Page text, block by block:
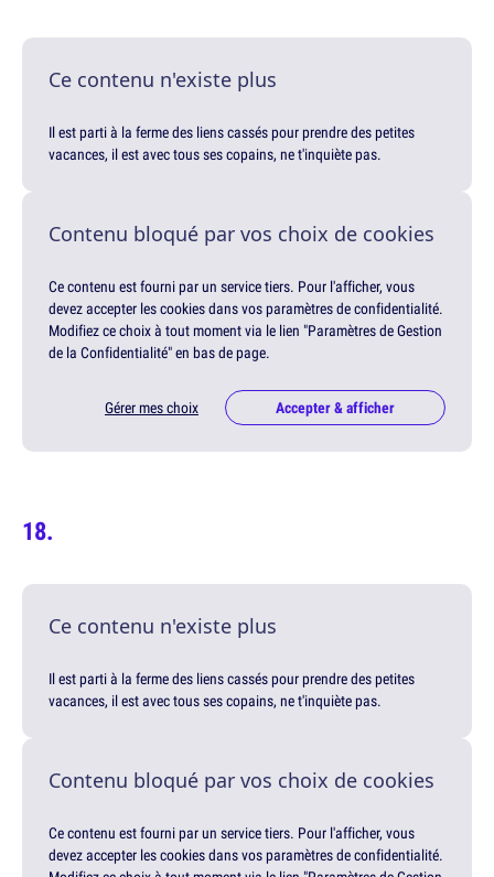
Ce contenu n'existe plus
Il est parti à la ferme des liens cassés pour prendre des petites
vacances, il est avec tous ses copains, ne t'inquiète pas.
Contenu bloqué par vos choix de cookies
Ce contenu est fourni par un service tiers. Pour l'afficher, vous
devez accepter les cookies dans vos paramètres de confidentialité.
Modifiez ce choix à tout moment via le lien "Paramètres de Gestion
de la Confidentialité" en bas de page.
Gérer mes choix Accepter & afficher
Ce contenu n'existe plus
Il est parti à la ferme des liens cassés pour prendre des petites
vacances, il est avec tous ses copains, ne t'inquiète pas.
Contenu bloqué par vos choix de cookies
Ce contenu est fourni par un service tiers. Pour l'afficher, vous
devez accepter les cookies dans vos paramètres de confidentialité.